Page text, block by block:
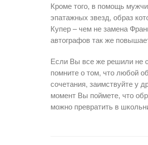
Кроме того, в помощь
эпатажных звезд, образ
Купер – чем не замена
автографов так же
Если Вы все же решили не
помните о том, что любой
сочетания, заимствуйте у
момент Вы поймете, что
можно превратить в